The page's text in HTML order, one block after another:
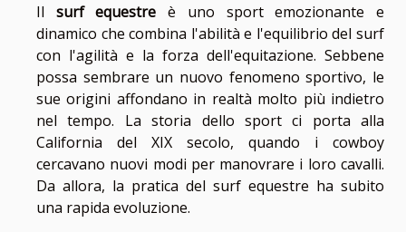
Il surf equestre è uno sport emozionante e
dinamico che combina l'abilità e l'equilibrio del surf
con l'agilità e la forza dell'equitazione. Sebbene
possa sembrare un nuovo fenomeno sportivo, le
sue origini affondano in realtà molto più indietro
nel tempo. La storia dello sport ci porta alla
California del XIX secolo, quando i cowboy
cercavano nuovi modi per manovrare i loro cavalli.
Da allora, la pratica del surf equestre ha subito
una rapida evoluzione.